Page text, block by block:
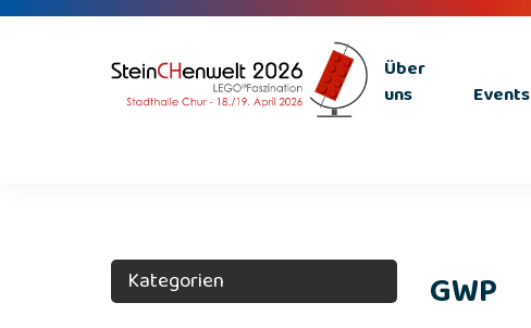
Über
uns Events
Kategorien GWP